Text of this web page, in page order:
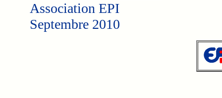
Association EPI
Septembre 2010